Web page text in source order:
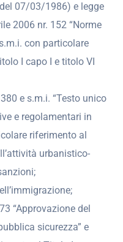
07/03/1986) e legge
2006 nr. 152 “Norme
con particolare
I capo I e titolo VI
e s.m.i. “Testo unico
e regolamentari in
riferimento al
urbanistico-
“Approvazione del
sicurezza” e